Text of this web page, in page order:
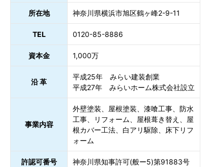
所在地 神奈川県横浜市旭区鶴ヶ峰2-9-11
TEL 0120-85-8886
資本金 1,000万
沿 革
平成25年 みらい建装創業
平成27年 みらいホーム株式会社設立
事業内容
外壁塗装、屋根塗装、漆喰工事、防水
工事、リフォーム、屋根葺き替え、屋
根カバー工法、白アリ駆除、床下リフ
ォーム
許認可番号 神奈川県知事許可(般ー5)第91883号